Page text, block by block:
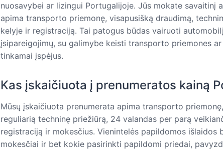
nuosavybei ar lizingui Portugalijoje. Jūs mokate savaitinį
apima transporto priemonę, visapusišką draudimą,
kelyje ir registraciją. Tai patogus būdas vairuoti
įsipareigojimų, su galimybe keisti transporto priemones
tinkamai įspėjus.
Kas įskaičiuota į prenumeratos kainą
Mūsų įskaičiuota prenumerata apima transporto
reguliarią techninę priežiūrą, 24 valandas per parą
registraciją ir mokesčius. Vienintelės papildomos išlaidos
mokesčiai ir bet kokie pasirinkti papildomi priedai,